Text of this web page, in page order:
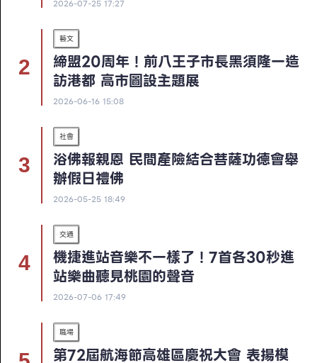
2026-07-25 17:27
藝文
締盟20周年！前八王子市長黑須隆一造
訪港都 高市圖設主題展
2026-06-16 15:08
社會
浴佛報親恩 民間產險結合菩薩功德會舉
辦假日禮佛
2026-05-25 18:49
交通
機捷進站音樂不一樣了！7首各30秒進
站樂曲聽見桃園的聲音
2026-07-06 17:49
職場
第72屆航海節高雄區慶祝大會 表揚模